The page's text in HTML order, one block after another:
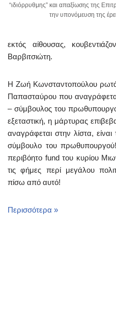
“ιδιόρρυθμης” και απαξίωσης της
την υπονόμευση της
εκτός αίθουσας,
Βαρβιτσιώτη.
Η Ζωή Κωνσταντοπούλου
Παπασταύρου που
– σύμβουλος του
εξεταστική, η μάρτυρας
αναγράφεται στην λίστα,
σύμβουλο του πρωθυπουργού!
περιβόητο fund του κυρίου
τις φήμες περί μεγάλου
πίσω από αυτό!
Περισσότερα »